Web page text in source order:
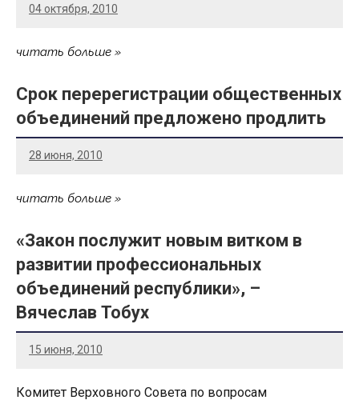
04 октября, 2010
читать больше
Срок перерегистрации общественных
объединений предложено продлить
28 июня, 2010
читать больше
«Закон послужит новым витком в
развитии профессиональных
объединений республики», –
Вячеслав Тобух
15 июня, 2010
Комитет Верховного Совета по вопросам